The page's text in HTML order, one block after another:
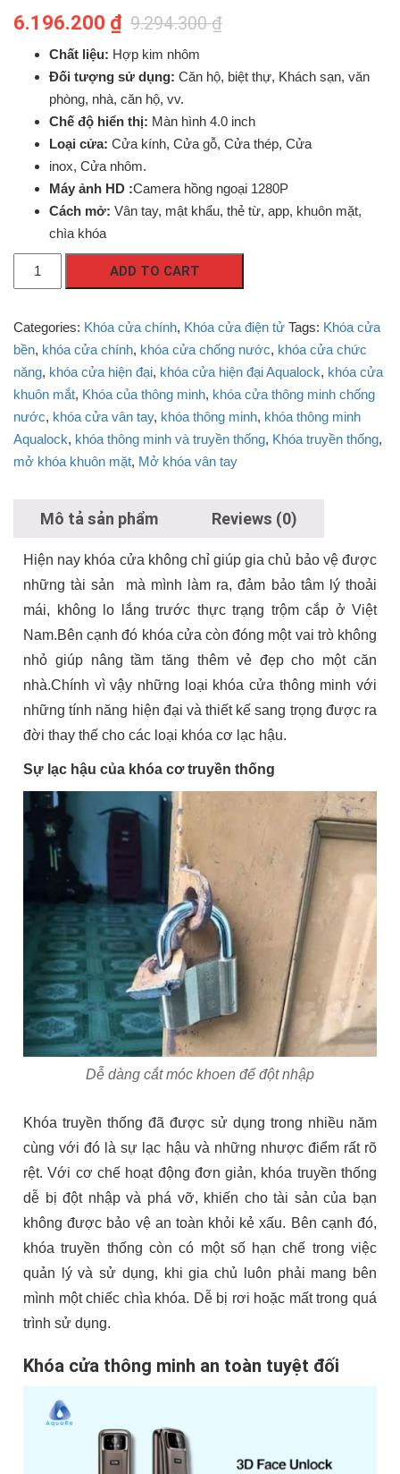
9.294.300₫
6.196.200 ₫
Chất liệu: Hợp kim nhôm
Đối tượng sử dụng: Căn hộ, biệt thự, Khách sạn, văn
phòng, nhà, căn hộ, vv.
Chế độ hiển thị: Màn hình 4.0 inch
Loại cửa: Cửa kính, Cửa gỗ, Cửa thép, Cửa
inox, Cửa nhôm.
Máy ảnh HD :Camera hồng ngoại 1280P
Cách mở: Vân tay, mật khẩu, thẻ từ, app, khuôn mặt,
chìa khóa
Khóa
cửa
minh
AquaLock
-
Sự
lựa
chọn
tối
đình
bạn
Aqualock
Laiu
M1
quantity
ADD TO CART
Categories: Khóa cửa chính, Khóa cửa điện tử Tags: Khóa cửa
bền, khóa cửa chính, khóa cửa chống nước, khóa cửa chức
năng, khóa cửa hiện đại, khóa cửa hiện đại Aqualock, khóa cửa
khuôn mắt, Khóa của thông minh, khóa cửa thông minh chống
nước, khóa cửa vân tay, khóa thông minh, khóa thông minh
Aqualock, khóa thông minh và truyền thống, Khóa truyền thống,
mở khóa khuôn mặt, Mở khóa vân tay
Mô tả sản phẩm Reviews (0)
Hiện nay khóa cửa không chỉ giúp gia chủ bảo vệ được
những tài sản mà mình làm ra, đảm bảo tâm lý thoải
mái, không lo lắng trước thực trạng trộm cắp ở Việt
Nam.Bên cạnh đó khóa cửa còn đóng một vai trò không
nhỏ giúp nâng tầm tăng thêm vẻ đẹp cho một căn
nhà.Chính vì vậy những loại khóa cửa thông minh với
những tính năng hiện đại và thiết kế sang trọng được ra
đời thay thế cho các loại khóa cơ lạc hậu.
Sự lạc hậu của khóa cơ truyền thống
Dễ dàng cắt móc khoen để đột nhập
Khóa truyền thống đã được sử dụng trong nhiều năm
cùng với đó là sự lạc hậu và những nhược điểm rất rõ
rệt. Với cơ chế hoạt động đơn giản, khóa truyền thống
dễ bị đột nhập và phá vỡ, khiến cho tài sản của bạn
không được bảo vệ an toàn khỏi kẻ xấu. Bên cạnh đó,
khóa truyền thống còn có một số hạn chế trong việc
quản lý và sử dụng, khi gia chủ luôn phải mang bên
mình một chiếc chìa khóa. Dễ bị rơi hoặc mất trong quá
trình sử dụng.
Khóa cửa thông minh an toàn tuyệt đối